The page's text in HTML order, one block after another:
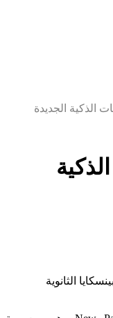
الذكية الجديدة
الثانوية